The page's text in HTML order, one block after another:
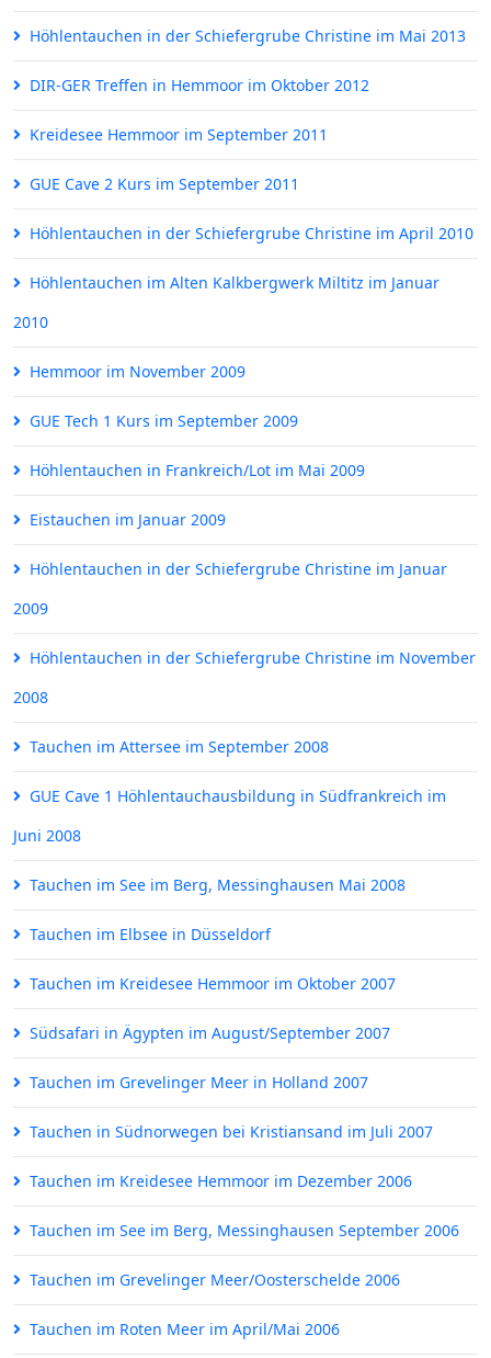
Höhlentauchen in der Schiefergrube Christine im Mai 2013
DIR-GER Treffen in Hemmoor im Oktober 2012
Kreidesee Hemmoor im September 2011
GUE Cave 2 Kurs im September 2011
Höhlentauchen in der Schiefergrube Christine im April 2010
Höhlentauchen im Alten Kalkbergwerk Miltitz im Januar
2010
Hemmoor im November 2009
GUE Tech 1 Kurs im September 2009
Höhlentauchen in Frankreich/Lot im Mai 2009
Eistauchen im Januar 2009
Höhlentauchen in der Schiefergrube Christine im Januar
2009
Höhlentauchen in der Schiefergrube Christine im November
2008
Tauchen im Attersee im September 2008
GUE Cave 1 Höhlentauchausbildung in Südfrankreich im
Juni 2008
Tauchen im See im Berg, Messinghausen Mai 2008
Tauchen im Elbsee in Düsseldorf
Tauchen im Kreidesee Hemmoor im Oktober 2007
Südsafari in Ägypten im August/September 2007
Tauchen im Grevelinger Meer in Holland 2007
Tauchen in Südnorwegen bei Kristiansand im Juli 2007
Tauchen im Kreidesee Hemmoor im Dezember 2006
Tauchen im See im Berg, Messinghausen September 2006
Tauchen im Grevelinger Meer/Oosterschelde 2006
Tauchen im Roten Meer im April/Mai 2006